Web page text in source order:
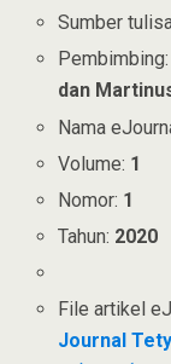
Sumber
Pembimbing:
dan
Nama
Volume: 1
Nomor: 1
Tahun: 2020
File artikel
Journal